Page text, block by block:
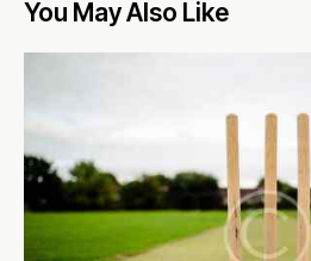
You May Also Like